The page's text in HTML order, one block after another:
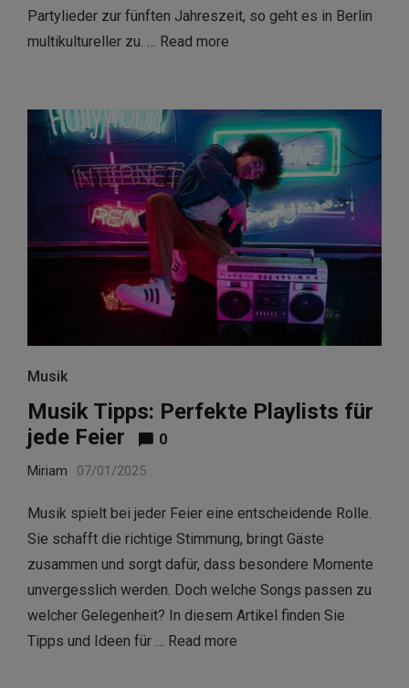
Partylieder zur fünften Jahreszeit, so geht es in Berlin
multikultureller zu. … Read more
Musik
Musik Tipps: Perfekte Playlists für
jede Feier
0
Miriam 07/01/2025
Musik spielt bei jeder Feier eine entscheidende Rolle.
Sie schafft die richtige Stimmung, bringt Gäste
zusammen und sorgt dafür, dass besondere Momente
unvergesslich werden. Doch welche Songs passen zu
welcher Gelegenheit? In diesem Artikel finden Sie
Tipps und Ideen für … Read more